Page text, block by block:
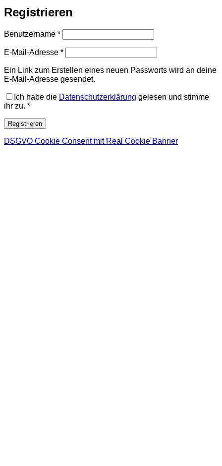
Registrieren
Benutzername *Erforderlich
E-Mail-Adresse *Erforderlich
Ein Link zum Erstellen eines neuen Passworts wird an deine
E-Mail-Adresse gesendet.
Ich habe die Datenschutzerklärung gelesen und stimme
ihr zu. *
Registrieren
DSGVO Cookie Consent mit Real Cookie Banner